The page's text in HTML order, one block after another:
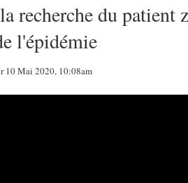
recherche du patient
l'épidémie
10 Mai 2020, 10:08am